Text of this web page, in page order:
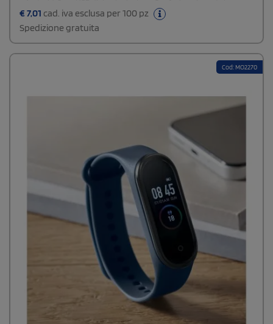
e Android. Cavo USB di ricarica incluso. Confezione in scatola
design.
€ 7,01 cad. iva esclusa per 100 pz
Spedizione gratuita
Cod: MO2270